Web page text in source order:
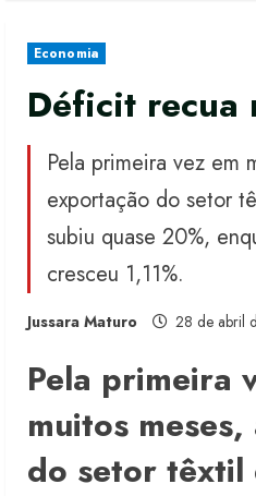
Economia
Déficit recua
Pela primeira vez em
exportação do setor
subiu quase 20%,
cresceu 1,11%.
Jussara Maturo 28 de abril
Pela primeira
muitos
do setor têxtil